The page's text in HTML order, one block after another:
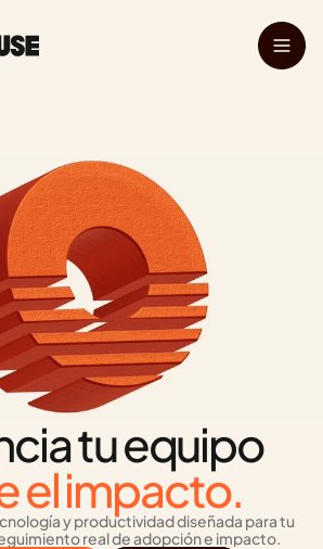
tu equipo
el impacto.
y productividad diseñada para tu
real de adopción e impacto.